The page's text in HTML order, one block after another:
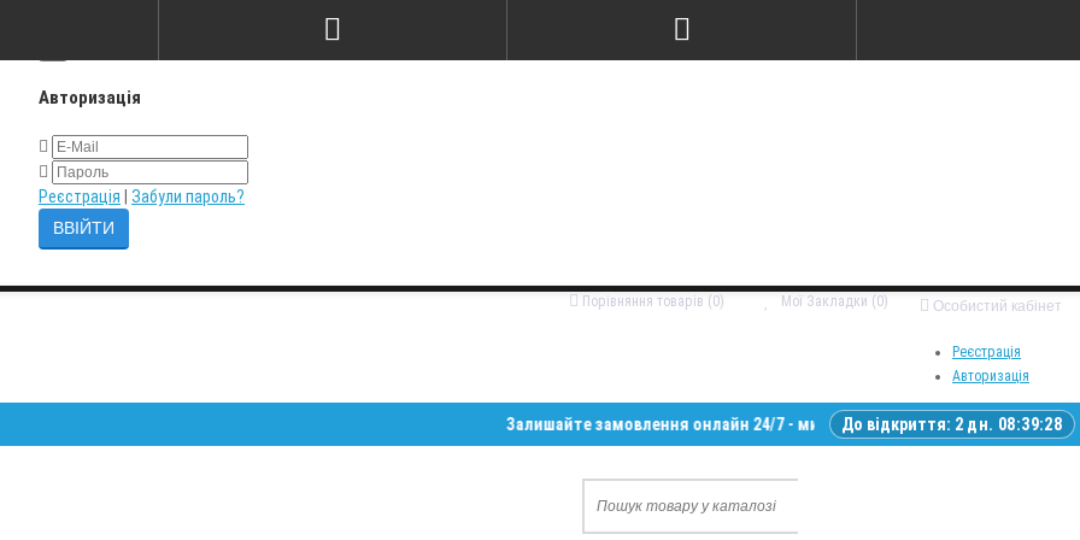
Авторизація
Реєстрація Забули пароль?
Особистий кабінет
Реєстрація
Авторизація
Мої Закладки (0)
Порівняння товарів (0)
Залишайте замовлення онлайн 24/7 - ми зв’яжемося з вами у робочий час •
До відкриття: 2 дн. 08:39:27